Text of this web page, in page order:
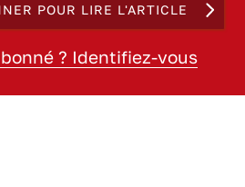
POUR LIRE L'ARTICLE
? Identifiez-vous